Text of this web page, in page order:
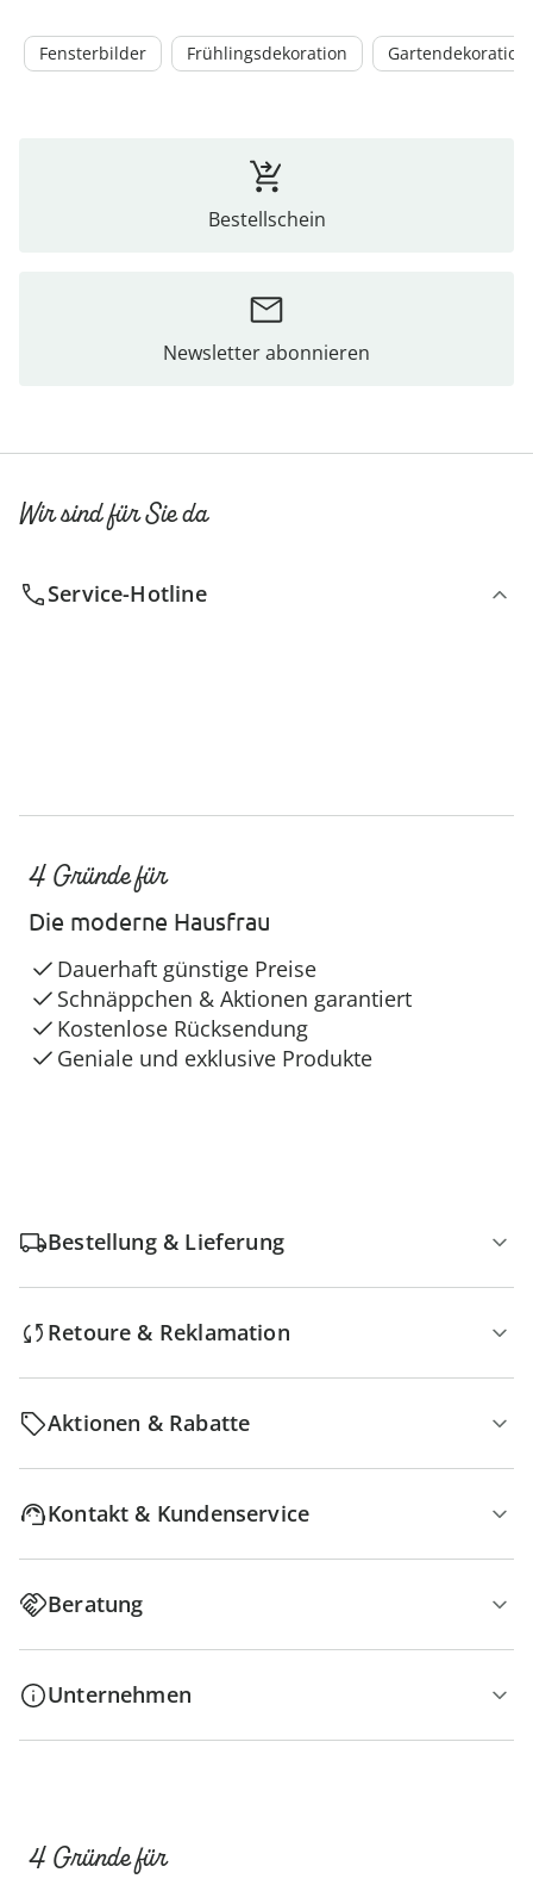
Fensterbilder Frühlingsdekoration Gartendekoration
Bestellschein
Newsletter abonnieren
Wir sind für Sie da
Service-Hotline
4 Gründe für
Die moderne Hausfrau
Dauerhaft günstige Preise
Schnäppchen & Aktionen garantiert
Kostenlose Rücksendung
Geniale und exklusive Produkte
Bestellung & Lieferung
Retoure & Reklamation
Aktionen & Rabatte
Kontakt & Kundenservice
Beratung
Unternehmen
4 Gründe für